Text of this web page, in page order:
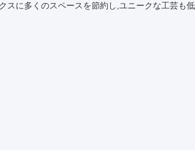
スに多くのスペースを節約し,ユニークな工芸も